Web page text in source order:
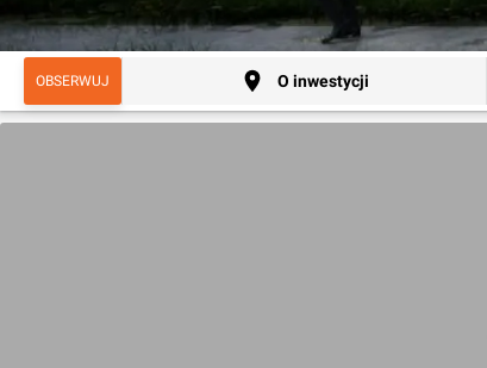
OBSERWUJ O inwestycji